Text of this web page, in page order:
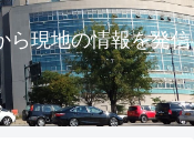
ら現地の情報を発信